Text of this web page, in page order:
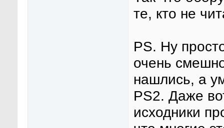
те, кто не
PS. Ну
очень
нашлись, а
PS2. Даже
исходники